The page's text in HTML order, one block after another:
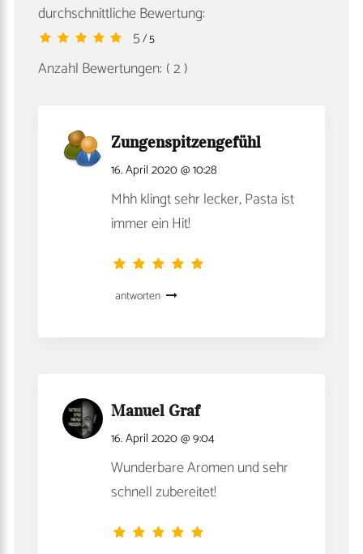
durchschnittliche Bewertung:
5/ 5
Anzahl Bewertungen: ( 2 )
Zungenspitzengefühl
16. April 2020 @ 10:28
Mhh klingt sehr lecker, Pasta ist
immer ein Hit!
antworten
Manuel Graf
16. April 2020 @ 9:04
Wunderbare Aromen und sehr
schnell zubereitet!